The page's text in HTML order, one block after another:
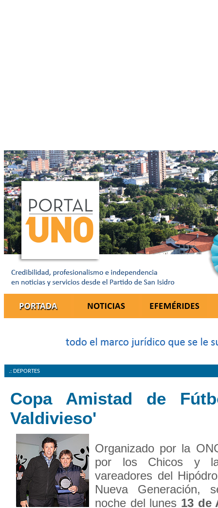
.: DEPORTES
Copa Amistad de
Valdivieso'
Organizado por la
por los Chicos y
vareadores del
Nueva Generación,
noche del lunes 13 de